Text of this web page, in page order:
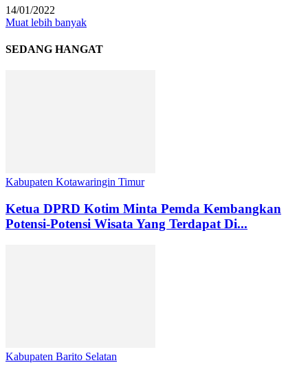
14/01/2022
Muat lebih banyak
SEDANG HANGAT
Kabupaten Kotawaringin Timur
Ketua DPRD Kotim Minta Pemda Kembangkan
Potensi-Potensi Wisata Yang Terdapat Di...
Kabupaten Barito Selatan